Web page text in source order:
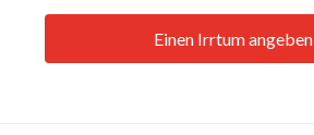
Einen Irrtum angeben